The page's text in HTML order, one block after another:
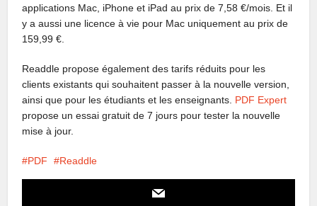
applications Mac, iPhone et iPad au prix de 7,58 €/mois. Et il
y a aussi une licence à vie pour Mac uniquement au prix de
159,99 €.
Readdle propose également des tarifs réduits pour les
clients existants qui souhaitent passer à la nouvelle version,
ainsi que pour les étudiants et les enseignants. PDF Expert
propose un essai gratuit de 7 jours pour tester la nouvelle
mise à jour.
PDF Readdle